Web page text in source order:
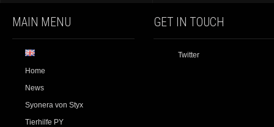
MAIN MENU
Home
News
Syonera von Styx
Tierhilfe PY
GET IN TOUCH
Twitter